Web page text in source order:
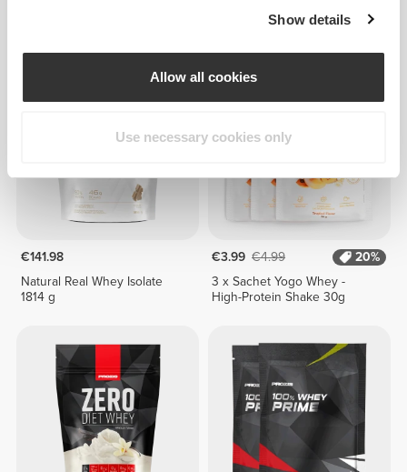
Show details
Allow all cookies
Use necessary cookies only
Πρωτεϊνούχο ρυζόγαλο 720
g - γεύση καραμέλα toffee
€141.98
Natural Real Whey Isolate
1814 g
€3.99 €4.99
20%
3 x Sachet Yogo Whey -
High-Protein Shake 30g